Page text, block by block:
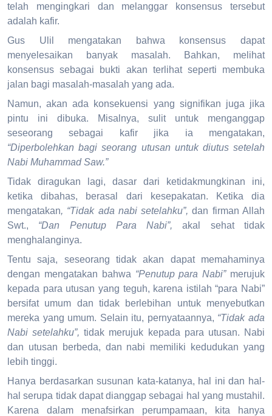
telah mengingkari dan melanggar konsensus tersebut
adalah kafir.
Gus Ulil mengatakan bahwa konsensus dapat
menyelesaikan banyak masalah. Bahkan, melihat
konsensus sebagai bukti akan terlihat seperti membuka
jalan bagi masalah-masalah yang ada.
Namun, akan ada konsekuensi yang signifikan juga jika
pintu ini dibuka. Misalnya, sulit untuk menganggap
seseorang sebagai kafir jika ia mengatakan,
“Diperbolehkan bagi seorang utusan untuk diutus setelah
Nabi Muhammad Saw.”
Tidak diragukan lagi, dasar dari ketidakmungkinan ini,
ketika dibahas, berasal dari kesepakatan. Ketika dia
mengatakan, “Tidak ada nabi setelahku”, dan firman Allah
Swt., “Dan Penutup Para Nabi”, akal sehat tidak
menghalanginya.
Tentu saja, seseorang tidak akan dapat memahaminya
dengan mengatakan bahwa “Penutup para Nabi”merujuk
kepada para utusan yang teguh, karena istilah “para Nabi”
bersifat umum dan tidak berlebihan untuk menyebutkan
mereka yang umum. Selain itu, pernyataannya, “Tidak ada
Nabi setelahku”, tidak merujuk kepada para utusan. Nabi
dan utusan berbeda, dan nabi memiliki kedudukan yang
lebih tinggi.
Hanya berdasarkan susunan kata-katanya, hal ini dan hal-
hal serupa tidak dapat dianggap sebagai hal yang mustahil.
Karena dalam menafsirkan perumpamaan, kita hanya